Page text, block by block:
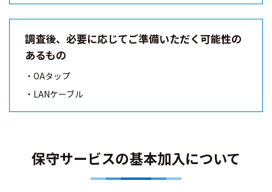
調査後、必要に応じてご準備いただく可能性の
あるもの
OAタップ
LANケーブル
保守サービスの基本加入について